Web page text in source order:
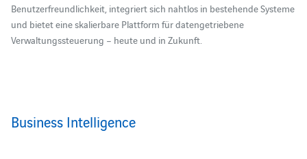
Benutzerfreundlichkeit, integriert sich nahtlos in bestehende Systeme
und bietet eine skalierbare Plattform für datengetriebene
Verwaltungssteuerung – heute und in Zukunft.
Business Intelligence